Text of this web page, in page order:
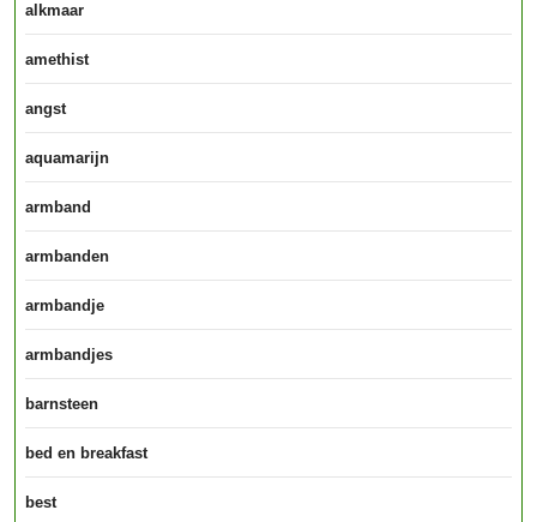
alkmaar
amethist
angst
aquamarijn
armband
armbanden
armbandje
armbandjes
barnsteen
bed en breakfast
best